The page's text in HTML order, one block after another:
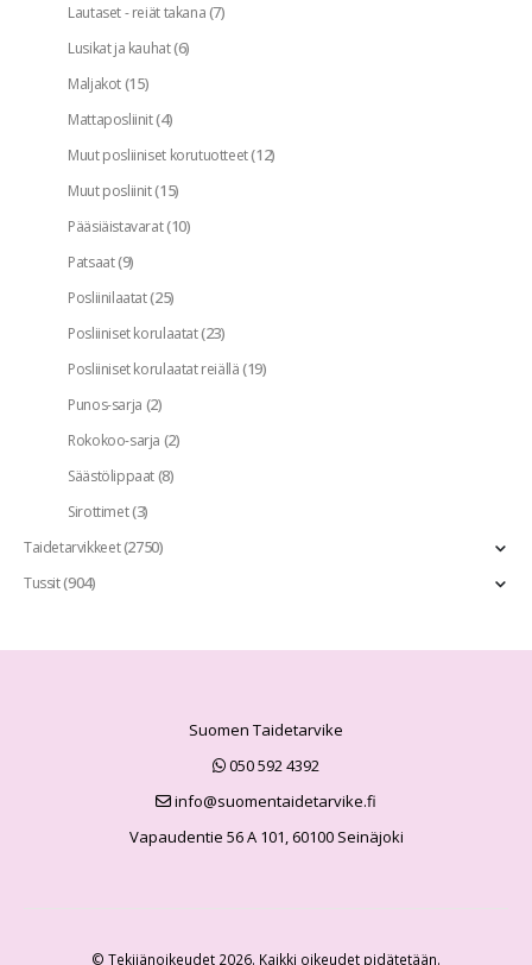
Lautaset - reiät takana(7)
Lusikat ja kauhat(6)
Maljakot(15)
Mattaposliinit(4)
Muut posliiniset korutuotteet(12)
Muut posliinit(15)
Pääsiäistavarat(10)
Patsaat(9)
Posliinilaatat(25)
Posliiniset korulaatat(23)
Posliiniset korulaatat reiällä(19)
Punos-sarja (2)
Rokokoo-sarja (2)
Säästölippaat(8)
Sirottimet(3)
Taidetarvikkeet(2750)
Tussit(904)
Suomen Taidetarvike
050 592 4392
info@suomentaidetarvike.fi
Vapaudentie 56 A 101, 60100 Seinäjoki
© Tekijänoikeudet 2026. Kaikki oikeudet pidätetään.